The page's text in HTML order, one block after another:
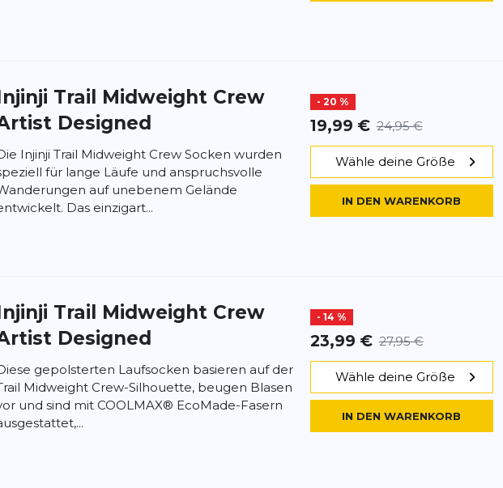
Trail Midweight Crew
Designed
- 20 %
19,99 € 24,95 €
Injinji Trail Midweight Crew Socken wurden
für lange Läufe und anspruchsvolle
auf unebenem Gelände
Das einzigart...
Wähle deine Größe
IN DEN WARENKORB
Trail Midweight Crew
Designed
- 14 %
23,99 € 27,95 €
gepolsterten Laufsocken basieren auf der
Midweight Crew-Silhouette, beugen Blasen
und sind mit COOLMAX® EcoMade-Fasern
Wähle deine Größe
IN DEN WARENKORB